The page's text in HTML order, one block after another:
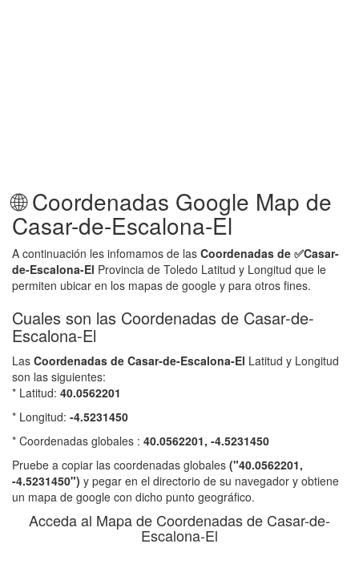
🌐 Coordenadas Google Map de
Casar-de-Escalona-El
A continuación les infomamos de las Coordenadas de ✅Casar-
de-Escalona-El Provincia de Toledo Latitud y Longitud que le
permiten ubicar en los mapas de google y para otros fines.
Cuales son las Coordenadas de Casar-de-
Escalona-El
Las Coordenadas de Casar-de-Escalona-El Latitud y Longitud
son las siguientes:
* Latitud: 40.0562201
* Longitud: -4.5231450
* Coordenadas globales : 40.0562201, -4.5231450
Pruebe a copiar las coordenadas globales ("40.0562201,
-4.5231450") y pegar en el directorio de su navegador y obtiene
un mapa de google con dicho punto geográfico.
Acceda al Mapa de Coordenadas de Casar-de-
Escalona-El